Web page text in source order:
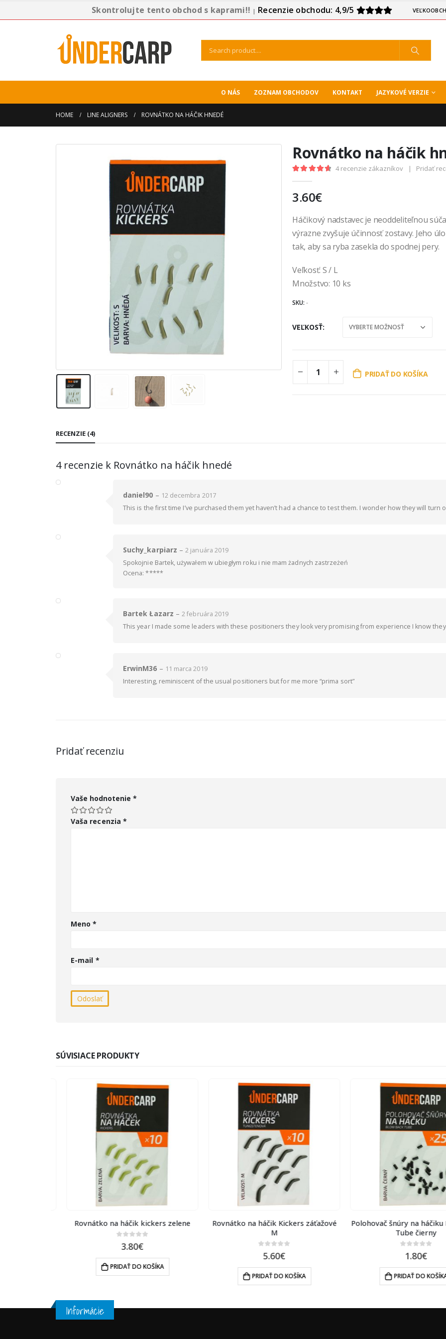
Skontrolujte tento obchod s kaprami!! | Recenzie obchodu: 4,9/5
O NÁS ZOZNAM OBCHODOV KONTAKT JAZYKOVÉ VERZIE
HOME LINE ALIGNERS ROVNÁTKO NA HÁČIK HNEDÉ
Rovnátko na háčik
4recenzie zákazníkov | Pridať
3.60€
Háčikový nadstavec je neoddeliteľnou
výrazne zvyšuje účinnosť zostavy. Jeho
tak, aby sa ryba zasekla do spodnej pery.
Veľkosť: S / L
Množstvo: 10 ks
SKU: -
VEĽKOSŤ
PRIDAŤ DO KOŠÍKA
RECENZIE (4)
4 recenzie k Rovnátko na háčik hnedé
daniel90 – 12 decembra 2017
This is the first time I’ve purchased them yet haven’t had a chance to test them. I wonder how they will
Suchy_karpiarz – 2 januára 2019
Spokojnie Bartek, używałem w ubiegłym roku i nie mam żadnych zastrzeżeń
Ocena: *****
Bartek Łazarz – 2 februára 2019
This year I made some leaders with these positioners they look very promising from experience I know
ErwinM36 – 11 marca 2019
Interesting, reminiscent of the usual positioners but for me more “prima sort”
Pridať recenziu
Vaše hodnotenie *
Vaša recenzia *
Meno*
E-mail *
SÚVISIACE PRODUKTY
Rovnátko na háčik kickers zelene
out of 5
3.80€
PRIDAŤ DO KOŠÍKA
Rovnátko na háčik Kickers záťažové
out of 5
5.60€
PRIDAŤ DO KOŠÍKA
Polohovač šnúry na háčiku
Tube čierny
out of 5
1.80€
PRIDAŤ DO KOŠÍKA
Informácie